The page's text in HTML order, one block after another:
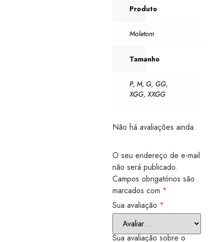
Produto
Moletom
Tamanho
P,M, G, GG,
XGG,XXGG
Não há avaliações ainda.
O seu endereço de e-mail
não será publicado.
Campos obrigatórios são
marcados com *
Sua avaliação *
Sua avaliação sobre o